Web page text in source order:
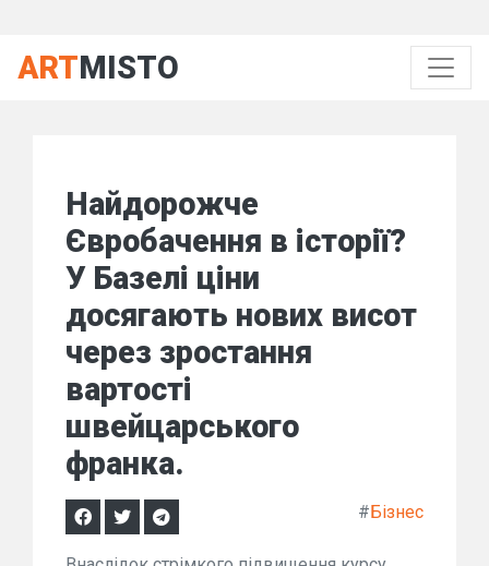
ARTMISTO
Найдорожче
Євробачення в історії?
У Базелі ціни
досягають нових висот
через зростання
вартості
швейцарського
франка.
#Бізнес